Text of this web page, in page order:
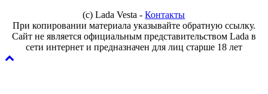
(с) Lada Vesta -Контакты
При копировании материала указывайте обратную ссылку.
Сайт не является официальным представительством Lada в
сети интернет и предназначен для лиц старше 18 лет